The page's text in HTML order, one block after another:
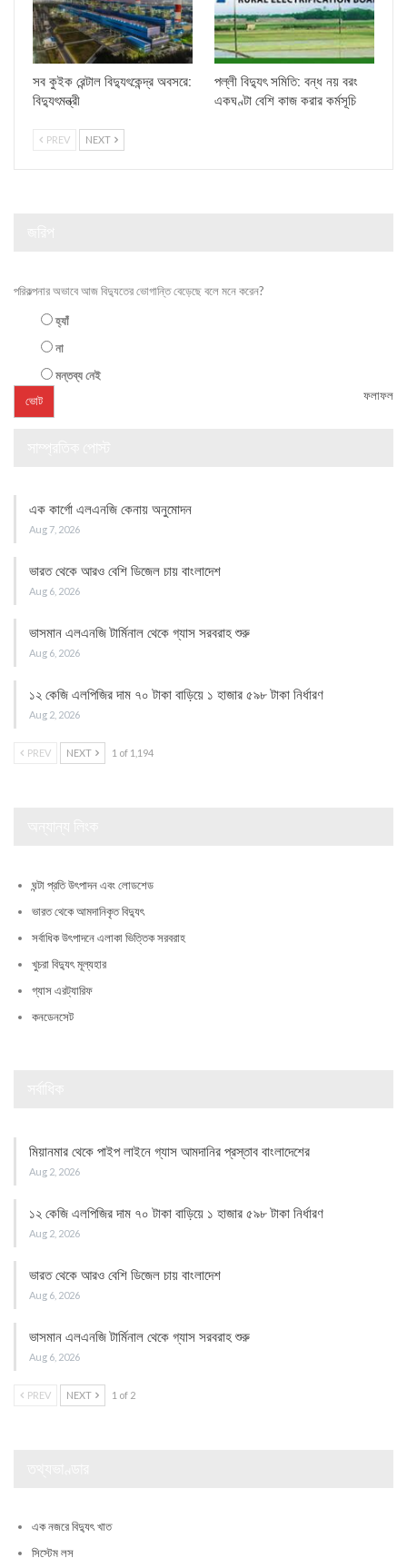
সব কুইক রেন্টাল বিদ্যুৎকেন্দ্র অবসরে:
বিদ্যুৎমন্ত্রী
পল্লী বিদ্যুৎ সমিতি: বন্ধ নয় বরং
একঘণ্টা বেশি কাজ করার কর্মসূচি
PREV NEXT
পরিকল্পনার অভাবে আজ বিদ্যুতের ভোগান্তি বেড়েছে বলে মনে করেন?
হ্যাঁ
না
মন্তব্য নেই
ফলাফল
এক কার্গো এলএনজি কেনায় অনুমোদন
Aug 7, 2026
ভারত থেকে আরও বেশি ডিজেল চায় বাংলাদেশ
Aug 6, 2026
ভাসমান এলএনজি টার্মিনাল থেকে গ্যাস সরবরাহ শুরু
Aug 6, 2026
১২ কেজি এলপিজির দাম ৭০ টাকা বাড়িয়ে ১ হাজার ৫৯৮ টাকা নির্ধারণ
Aug 2, 2026
PREV NEXT 1 of 1,194
ঘন্টা প্রতি উৎপাদন এবং লোডশেড
ভারত থেকে আমদানিকৃত বিদ্যুৎ
সর্বাধিক উৎপাদনে এলাকা ভিত্তিক সরবরাহ
খুচরা বিদ্যুৎ মূল্যহার
গ্যাস এরট্যারিফ
কনডেনসেট
মিয়ানমার থেকে পাইপ লাইনে গ্যাস আমদানির প্রস্তাব বাংলাদেশের
Aug 2, 2026
১২ কেজি এলপিজির দাম ৭০ টাকা বাড়িয়ে ১ হাজার ৫৯৮ টাকা নির্ধারণ
Aug 2, 2026
ভারত থেকে আরও বেশি ডিজেল চায় বাংলাদেশ
Aug 6, 2026
ভাসমান এলএনজি টার্মিনাল থেকে গ্যাস সরবরাহ শুরু
Aug 6, 2026
PREV NEXT 1 of 2
এক নজরে বিদ্যুৎ খাত
সিস্টেম লস